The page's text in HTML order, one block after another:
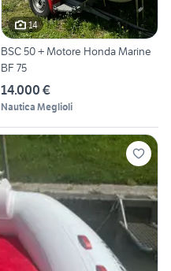
14
BSC 50 + Motore Honda Marine
BF 75
14.000 €
Nautica Meglioli